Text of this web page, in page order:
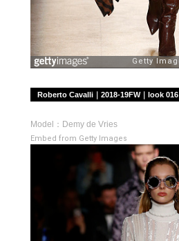
Roberto Cavalli｜2018-19FW｜look 016
Model：Demy de Vries
Embed from Getty Images